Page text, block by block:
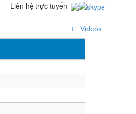
Liên hệ trực tuyến:
Videos